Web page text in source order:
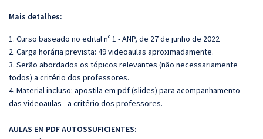
Mais detalhes:
1. Curso baseado no edital nº 1 - ANP, de 27 de junho de 2022
2. Carga horária prevista: 49 videoaulas aproximadamente.
3. Serão abordados os tópicos relevantes (não necessariamente
todos) a critério dos professores.
4. Material incluso: apostila em pdf (slides) para acompanhamento
das videoaulas - a critério dos professores.
AULAS EM PDF AUTOSSUFICIENTES: